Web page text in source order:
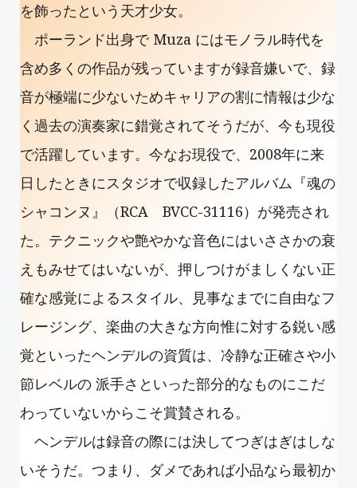
を飾ったという天才少女。
ポーランド出身で Muza にはモノラル時代を
含め多くの作品が残っていますが録音嫌いで、録
音が極端に少ないためキャリアの割に情報は少な
く過去の演奏家に錯覚されてそうだが、今も現役
で活躍しています。今なお現役で、2008年に来
日したときにスタジオで収録したアルバム『魂の
シャコンヌ』（RCA BVCC-31116）が発売され
た。テクニックや艶やかな音色にはいささかの衰
えもみせてはいないが、押しつけがましくない正
確な感覚によるスタイル、見事なまでに自由なフ
レージング、楽曲の大きな方向惟に対する鋭い感
覚といったヘンデルの資質は、冷静な正確さや小
節レベルの 派手さといった部分的なものにこだ
わっていないからこそ賞賛される。
ヘンデルは録音の際には決してつぎはぎはしな
いそうだ。つまり、ダメであれば小品なら最初か